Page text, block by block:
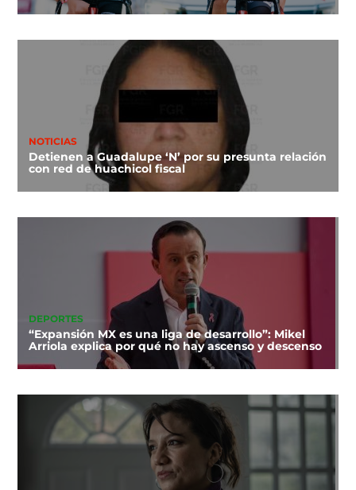
NOTICIAS
Detienen a Guadalupe ‘N’ por su presunta relación
con red de huachicol fiscal
DEPORTES
“Expansión MX es una liga de desarrollo”: Mikel
Arriola explica por qué no hay ascenso y descenso